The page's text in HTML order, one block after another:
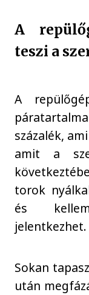
A
teszi a
A
százalék,
amit a
torok
és
jelentkezhet.
Sokan
után